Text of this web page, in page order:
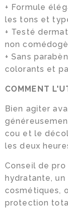
+ Formule
les tons et
+ Testé
non
+ Sans
colorants et
COMMENT
Bien agiter
cou et le
les deux
Conseil de
hydratante,
cosmétiques,
protection